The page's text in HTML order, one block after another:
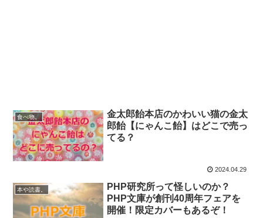
食べ物。
金太郎飴本店のかわいい猫の金太
郎飴【にゃんこ飴】はどこで売っ
てる？
2024.04.29
本や読書。
PHP研究所って怪しいのか？
PHP文庫が創刊40周年フェアを
開催！限定カバーもあるぞ！